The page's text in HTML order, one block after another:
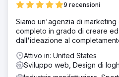
9 recensioni
Siamo un'agenzia di
completo in grado di creare
dall'ideazione al
Attivo in: United States
Sviluppo web, Design di